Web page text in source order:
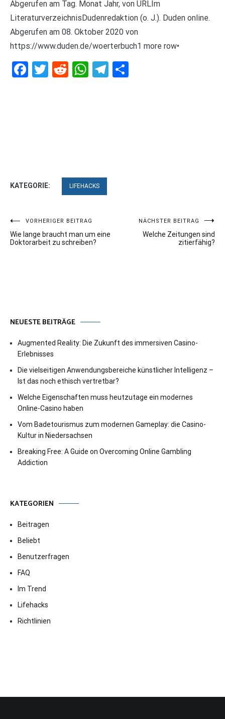
Abgerufen am Tag. Monat Jahr, von URLIm
LiteraturverzeichnisDudenredaktion (o. J.). Duden online.
Abgerufen am 08. Oktober 2020 von
https://www.duden.de/woerterbuch1 more row•
Facebook
Twitter
RedditWhatsApp
Telegram
KATEGORIE: LIFEHACKS
Beitragsnavigation
VORHERIGER BEITRAG
Wie lange braucht man um eine
Doktorarbeit zu schreiben?
NÄCHSTER BEITRAG
Welche Zeitungen sind
zitierfähig?
NEUESTE BEITRÄGE
Augmented Reality: Die Zukunft des immersiven Casino-
Erlebnisses
Die vielseitigen Anwendungsbereiche künstlicher Intelligenz –
Ist das noch ethisch vertretbar?
Welche Eigenschaften muss heutzutage ein modernes
Online-Casino haben
Vom Badetourismus zum modernen Gameplay: die Casino-
Kultur in Niedersachsen
Breaking Free: A Guide on Overcoming Online Gambling
Addiction
KATEGORIEN
Beitragen
Beliebt
Benutzerfragen
FAQ
Im Trend
Lifehacks
Richtlinien